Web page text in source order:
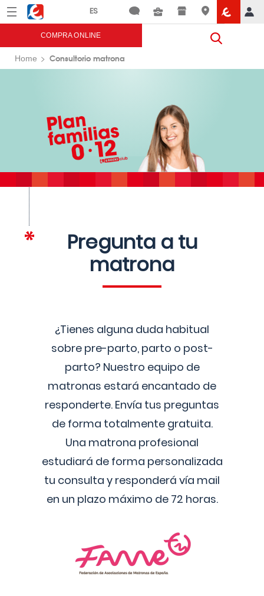
Menú Eroski
COMPRA ONLINE
Home Consultorio matrona
Pregunta a tu
matrona
¿Tienes alguna duda habitual
sobre pre-parto, parto o post-
parto? Nuestro equipo de
matronas estará encantado de
responderte. Envía tus preguntas
de forma totalmente gratuita.
Una matrona profesional
estudiará de forma personalizada
tu consulta y responderá vía mail
en un plazo máximo de 72 horas.